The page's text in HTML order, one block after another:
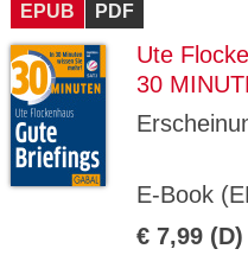
EPUB PDF
Ute
30
E-Book
€ 7,99 (D)